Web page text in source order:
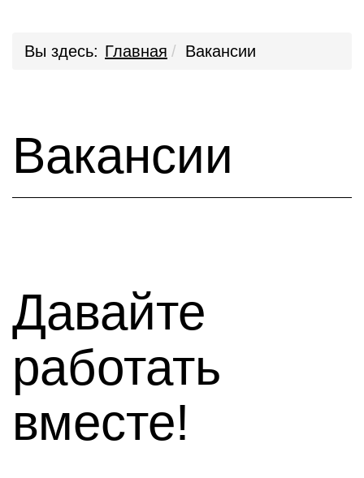
Вы здесь: Главная Вакансии
Вакансии
Давайте
работать
вместе!